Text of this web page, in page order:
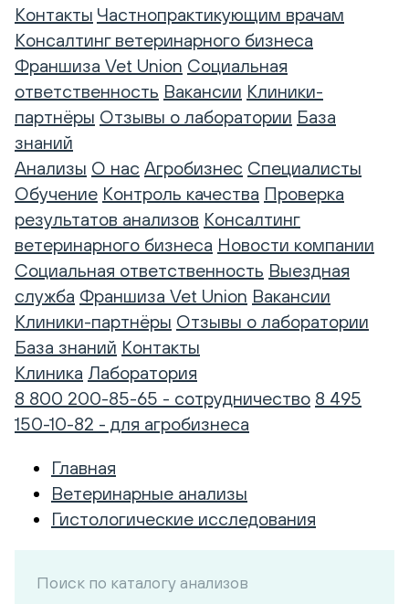
Контакты Частнопрактикующим врачам
Консалтинг ветеринарного бизнеса
Франшиза Vet Union Социальная
ответственность Вакансии Клиники-
партнёры Отзывы о лаборатории База
знаний
Анализы О нас Агробизнес Специалисты
Обучение Контроль качества Проверка
результатов анализов Консалтинг
ветеринарного бизнеса Новости компании
Социальная ответственность Выездная
служба Франшиза Vet Union Вакансии
Клиники-партнёры Отзывы о лаборатории
База знаний Контакты
Клиника Лаборатория
8 800 200-85-65 - сотрудничество 8 495
150-10-82 - для агробизнеса
Главная
Ветеринарные анализы
Гистологические исследования